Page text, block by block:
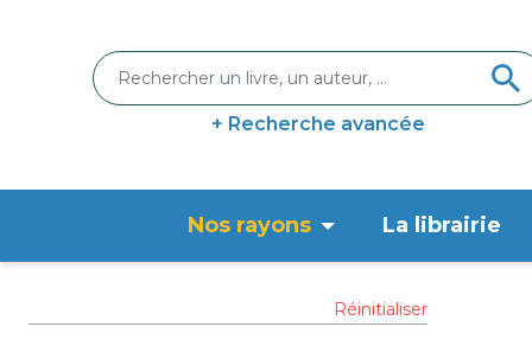
+ Recherche avancée
Nos rayons La librairie
Réinitialiser